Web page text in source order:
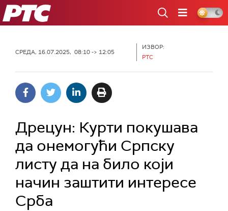
РТС
СРЕДА, 16.07.2025, 08:10 -> 12:05
ИЗВОР:
РТС
Дрецун: Курти покушава
да онемогући Српску
листу да на било који
начин заштити интересе
Срба